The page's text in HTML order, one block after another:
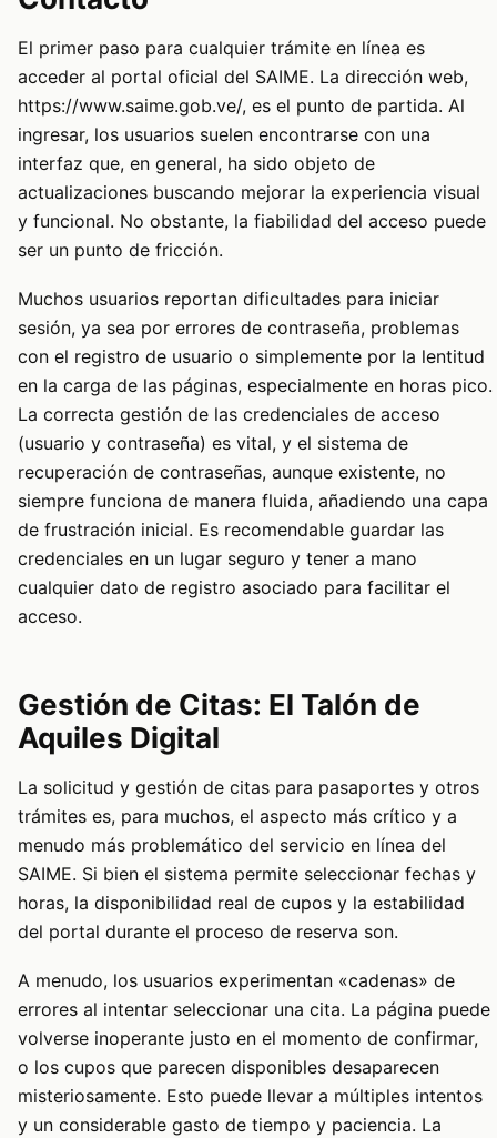
El primer paso para cualquier trámite en línea es
acceder al portal oficial del SAIME. La dirección web,
https://www.saime.gob.ve/, es el punto de partida. Al
ingresar, los usuarios suelen encontrarse con una
interfaz que, en general, ha sido objeto de
actualizaciones buscando mejorar la experiencia visual
y funcional. No obstante, la fiabilidad del acceso puede
ser un punto de fricción.
Muchos usuarios reportan dificultades para iniciar
sesión, ya sea por errores de contraseña, problemas
con el registro de usuario o simplemente por la lentitud
en la carga de las páginas, especialmente en horas pico.
La correcta gestión de las credenciales de acceso
(usuario y contraseña) es vital, y el sistema de
recuperación de contraseñas, aunque existente, no
siempre funciona de manera fluida, añadiendo una capa
de frustración inicial. Es recomendable guardar las
credenciales en un lugar seguro y tener a mano
cualquier dato de registro asociado para facilitar el
acceso.
Gestión de Citas: El Talón de
Aquiles Digital
La solicitud y gestión de citas para pasaportes y otros
trámites es, para muchos, el aspecto más crítico y a
menudo más problemático del servicio en línea del
SAIME. Si bien el sistema permite seleccionar fechas y
horas, la disponibilidad real de cupos y la estabilidad
del portal durante el proceso de reserva son.
A menudo, los usuarios experimentan «cadenas» de
errores al intentar seleccionar una cita. La página puede
volverse inoperante justo en el momento de confirmar,
o los cupos que parecen disponibles desaparecen
misteriosamente. Esto puede llevar a múltiples intentos
y un considerable gasto de tiempo y paciencia. La